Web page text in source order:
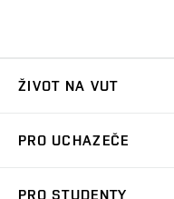
ŽIVOT NA VUT
Koleje
PRO UCHAZEČE
PRO STUDENTY